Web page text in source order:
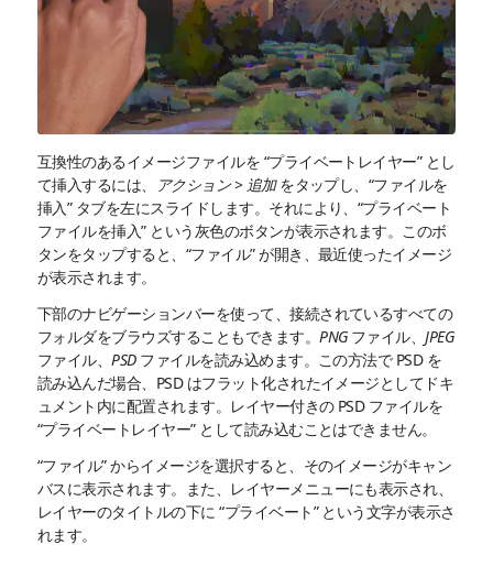
互換性のあるイメージファイルを “プライベートレイヤー” とし
て挿入するには、
アクション> 追加をタップし、“ファイルを
挿入” タブを左にスライドします。それにより、“プライベート
ファイルを挿入” という灰色のボタンが表示されます。このボ
タンをタップすると、“ファイル” が開き、最近使ったイメージ
が表示されます。
下部のナビゲーションバーを使って、接続されているすべての
フォルダをブラウズすることもできます。PNGファイル、JPEG
ファイル、PSDファイルを読み込めます。この方法で PSD を
読み込んだ場合、PSD はフラット化されたイメージとしてドキ
ュメント内に配置されます。レイヤー付きの PSD ファイルを
“プライベートレイヤー” として読み込むことはできません。
“ファイル” からイメージを選択すると、そのイメージがキャン
バスに表示されます。また、レイヤーメニューにも表示され、
レイヤーのタイトルの下に “プライベート” という文字が表示さ
れます。